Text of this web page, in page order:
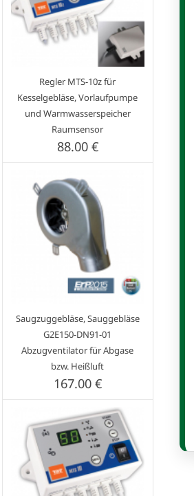
Regler MTS-10z für
Kesselgebläse, Vorlaufpumpe
und Warmwasserspeicher
Raumsensor
88.00 €
Saugzuggebläse, Sauggebläse
G2E150-DN91-01
Abzugventilator für Abgase
bzw. Heißluft
167.00 €